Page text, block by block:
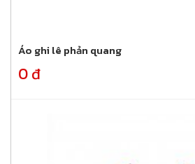
Áo ghi lê phản quang
0 đ